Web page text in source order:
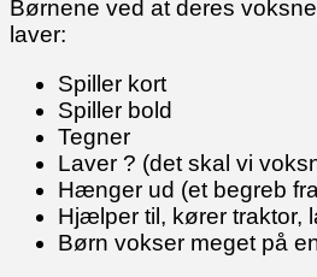
Børnene ved at deres
laver:
Spiller kort
Spiller bold
Tegner
Laver ? (det skal vi
Hænger ud (et begreb
Hjælper til, kører traktor,
Børn vokser meget på